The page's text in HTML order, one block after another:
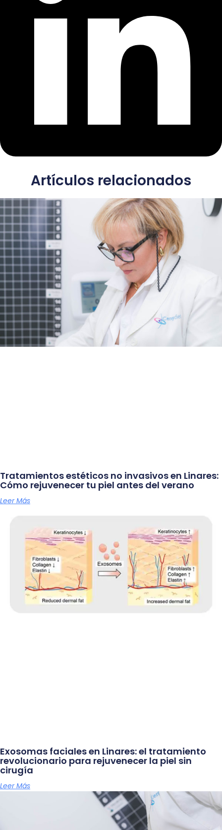
Artículos relacionados
Tratamientos estéticos no invasivos en Linares:
Cómo rejuvenecer tu piel antes del verano
Leer Más
Exosomas faciales en Linares: el tratamiento
revolucionario para rejuvenecer la piel sin
cirugía
Leer Más